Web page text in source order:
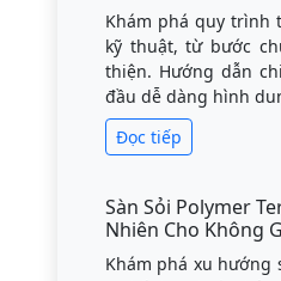
Khám phá
hiện đại khắc phục
đá mài truyền
mạch và độ bền vượt
Đọc tiếp